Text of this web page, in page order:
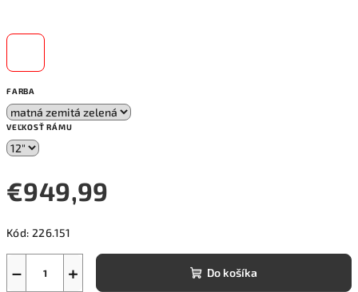
FARBA
VEĽKOSŤ RÁMU
€949,99
cena:
Kód: 226.151
+
− Do košíka